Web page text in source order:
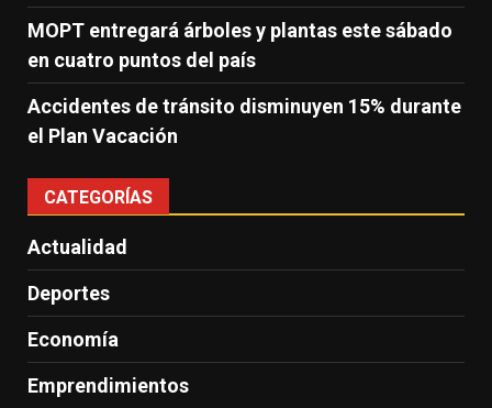
MOPT entregará árboles y plantas este sábado
en cuatro puntos del país
Accidentes de tránsito disminuyen 15% durante
el Plan Vacación
CATEGORÍAS
Actualidad
Deportes
Economía
Emprendimientos